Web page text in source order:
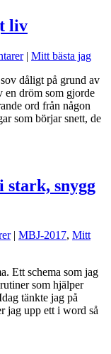
liv
| Mitt bästa jag
dåligt på grund av
en dröm som gjorde
ord från någon
som börjar snett, de
stark, snygg
| MBJ-2017, Mitt
Ett schema som jag
som hjälper
tänkte jag på
jag upp ett i word så